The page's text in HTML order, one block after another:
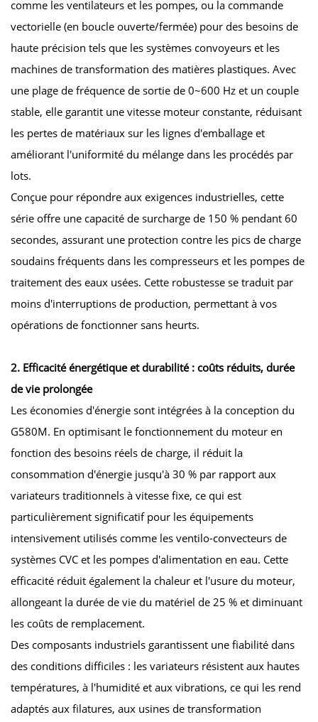
comme les ventilateurs et les pompes, ou la commande
vectorielle (en boucle ouverte/fermée) pour des besoins de
haute précision tels que les systèmes convoyeurs et les
machines de transformation des matières plastiques. Avec
une plage de fréquence de sortie de 0~600 Hz et un couple
stable, elle garantit une vitesse moteur constante, réduisant
les pertes de matériaux sur les lignes d'emballage et
améliorant l'uniformité du mélange dans les procédés par
lots.
Conçue pour répondre aux exigences industrielles, cette
série offre une capacité de surcharge de 150 % pendant 60
secondes, assurant une protection contre les pics de charge
soudains fréquents dans les compresseurs et les pompes de
traitement des eaux usées. Cette robustesse se traduit par
moins d'interruptions de production, permettant à vos
opérations de fonctionner sans heurts.
2. Efficacité énergétique et durabilité : coûts réduits, durée
de vie prolongée
Les économies d'énergie sont intégrées à la conception du
G580M. En optimisant le fonctionnement du moteur en
fonction des besoins réels de charge, il réduit la
consommation d'énergie jusqu'à 30 % par rapport aux
variateurs traditionnels à vitesse fixe, ce qui est
particulièrement significatif pour les équipements
intensivement utilisés comme les ventilo-convecteurs de
systèmes CVC et les pompes d'alimentation en eau. Cette
efficacité réduit également la chaleur et l'usure du moteur,
allongeant la durée de vie du matériel de 25 % et diminuant
les coûts de remplacement.
Des composants industriels garantissent une fiabilité dans
des conditions difficiles : les variateurs résistent aux hautes
températures, à l'humidité et aux vibrations, ce qui les rend
adaptés aux filatures, aux usines de transformation